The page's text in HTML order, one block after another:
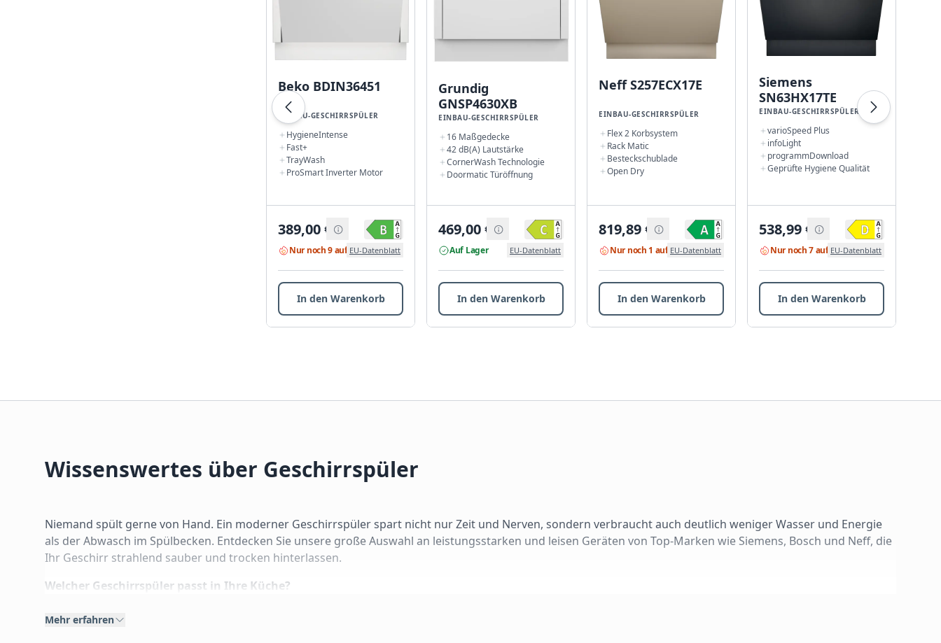
Beko BDIN36451
EINBAU-GESCHIRRSPÜLER
HygieneIntense
Fast+
TrayWash
ProSmart Inverter Motor
389,00€
Nur noch 9 auf LagerEU-Datenblatt
In den Warenkorb
Grundig
GNSP4630XB
EINBAU-GESCHIRRSPÜLER
16 Maßgedecke
42 dB(A) Lautstärke
CornerWash Technologie
Doormatic Türöffnung
469,00€
Auf Lager EU-Datenblatt
In den Warenkorb
Neff S257ECX17E
EINBAU-GESCHIRRSPÜLER
Flex 2 Korbsystem
Rack Matic
Besteckschublade
Open Dry
819,89€
Nur noch 1 auf LagerEU-Datenblatt
In den Warenkorb
Siemens
SN63HX17TE
EINBAU-GESCHIRRSPÜLER
varioSpeed Plus
infoLight
programmDownload
Geprüfte Hygiene Qualität
538,99€
Nur noch 7 auf LagerEU-Datenblatt
In den Warenkorb
Wissenswertes über Geschirrspüler
Niemand spült gerne von Hand. Ein moderner Geschirrspüler spart nicht nur Zeit und Nerven, sondern verbraucht auch deutlich weniger Wasser und Energie
als der Abwasch im Spülbecken. Entdecken Sie unsere große Auswahl an leistungsstarken und leisen Geräten von Top-Marken wie Siemens, Bosch und Neff, die
Ihr Geschirr strahlend sauber und trocken hinterlassen.
Welcher Geschirrspüler passt in Ihre Küche?
Mehr erfahren